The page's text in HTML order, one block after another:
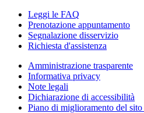
Leggi le FAQ
Prenotazione appuntamento
Segnalazione disservizio
Richiesta d'assistenza
Amministrazione trasparente
Informativa privacy
Note legali
Dichiarazione di accessibilità
Piano di miglioramento del sito